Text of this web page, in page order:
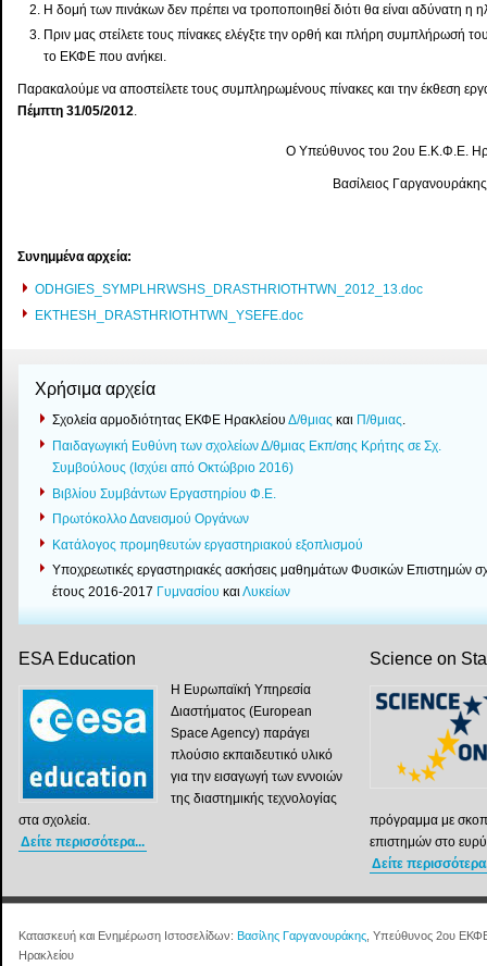
Η δομή των πινάκων δεν πρέπει να τροποποιηθεί διότι θα είναι αδύνατη η
Πριν μας στείλετε τους πίνακες ελέγξτε την ορθή και πλήρη συμπλήρωσή
το ΕΚΦΕ που ανήκει.
Παρακαλούμε να αποστείλετε τους συμπληρωμένους πίνακες και την έκθεση
Πέμπτη 31/05/2012.
Ο Υπεύθυνος του 2ου Ε.Κ.Φ.Ε.
Βασίλειος Γαργανουράκης
Συνημμένα αρχεία:
ODHGIES_SYMPLHRWSHS_DRASTHRIOTHTWN_2012_13.doc
EKTHESH_DRASTHRIOTHTWN_YSEFE.doc
Χρήσιμα αρχεία
Σχολεία αρμοδιότητας ΕΚΦΕ Ηρακλείου Δ/θμιας και Π/θμιας.
Παιδαγωγική Ευθύνη των σχολείων Δ/θμιας Εκπ/σης Κρήτης σε Σχ.
Συμβούλους (Ισχύει από Οκτώβριο 2016)
Βιβλίου Συμβάντων Εργαστηρίου Φ.Ε.
Πρωτόκολλο Δανεισμού Οργάνων
Κατάλογος προμηθευτών εργαστηριακού εξοπλισμού
Yποχρεωτικές εργαστηριακές ασκήσεις μαθημάτων Φυσικών Επιστημών
έτους 2016-2017 Γυμνασίου καιΛυκείων
ESA Education
Η Ευρωπαϊκή Υπηρεσία
Διαστήματος (European
Space Agency) παράγει
πλούσιο εκπαιδευτικό υλικό
για την εισαγωγή των εννοιών
της διαστημικής τεχνολογίας
στα σχολεία.
Δείτε περισσότερα...
Science on
πρόγραμμα με
επιστημών στο
Δείτε
Κατασκευή και Ενημέρωση Ιστοσελίδων: Βασίλης Γαργανουράκης , Υπεύθυνος 2ου
Ηρακλείου